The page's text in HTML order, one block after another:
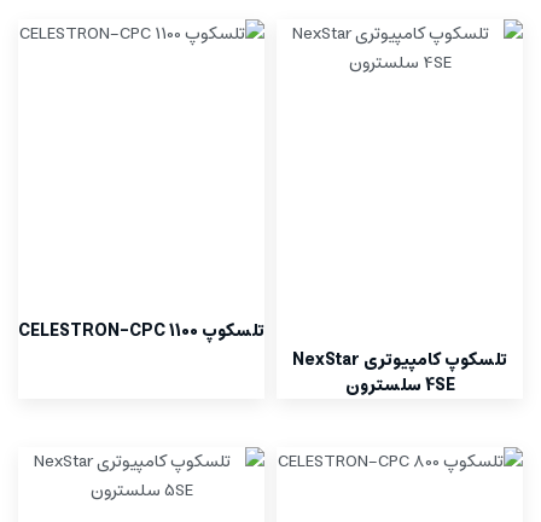
تلسکوپ کامپیوتری NexStar
4SE سلسترون
تلسکوپ CELESTRON-CPC 1100